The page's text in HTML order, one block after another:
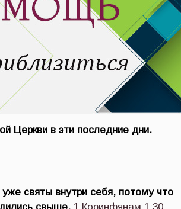
Церкви в эти последние дни.
святы внутри себя, потому что